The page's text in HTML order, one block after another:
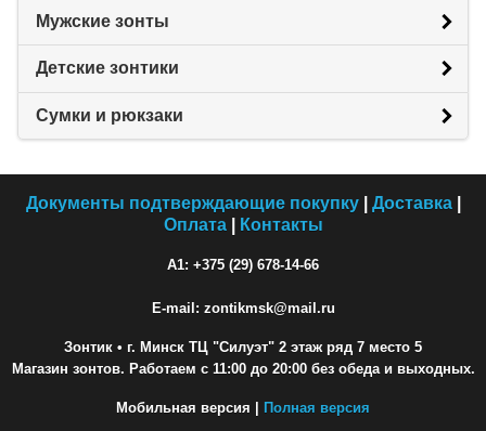
Мужские зонты
Детские зонтики
Сумки и рюкзаки
Документы подтверждающие покупку| Доставка|
Оплата| Контакты
A1: +375 (29) 678-14-66
E-mail: zontikmsk@mail.ru
Зонтик • г. Минск ТЦ "Силуэт" 2 этаж ряд 7 место 5
Магазин зонтов. Работаем с 11:00 до 20:00 без обеда и выходных.
Мобильная версия | Полная версия